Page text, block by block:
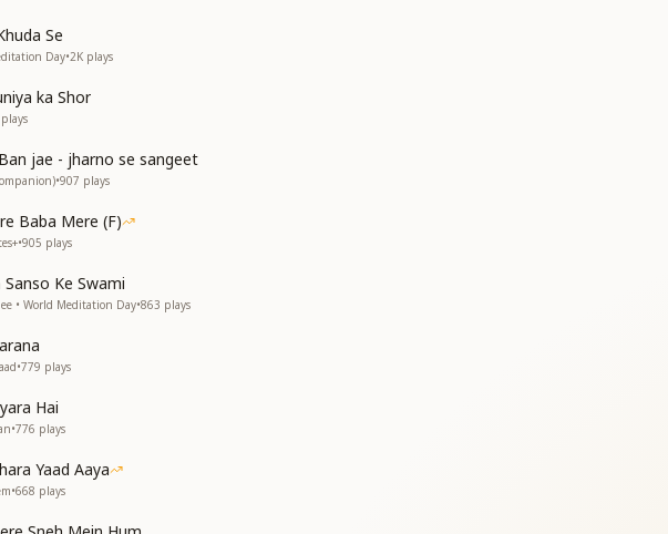
Se
Day•2K plays
ka Shor
jae - jharno se sangeet
•907 plays
Baba Mere (F)
•905 plays
Ke Swami
• World Meditation Day•863 plays
•779 plays
Hai
•776 plays
Yaad Aaya
•668 plays